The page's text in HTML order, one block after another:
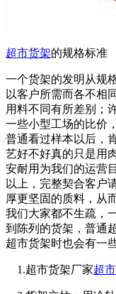
超市货架的规格标准
一个货架的发明从规
以客户所需而各不相
用料不同有所差别；
一些小型工场的比价
普通看过样本以后，
艺好不好真的只是用
安耐用为我们的运营
以上，完整契合客户
厚更坚固的质料，从
我们大家都不生疏，
到陈列的货架，普通
超市货架时也会有一
1.超市货架厂家超